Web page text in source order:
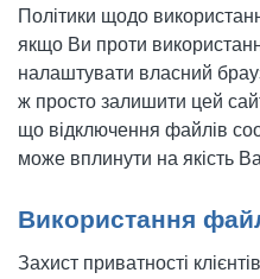
Політики щодо
якщо Ви проти
налаштувати власний
ж просто залишити цей
що відключення файлів
може вплинути на якість
Використання
Захист приватності